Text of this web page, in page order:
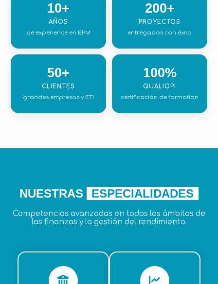
10+
AÑOS
de experience en EPM
200+
PROYECTOS
entregados con éxito
50+
CLIENTES
grandes empresas y ETI
100%
QUALIOPI
certificación de formation
NUESTRAS ESPECIALIDADES
Competencias avanzadas en todos los ámbitos de
las finanzas y la gestión del rendimiento.